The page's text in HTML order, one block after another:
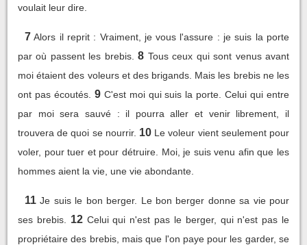
voulait leur dire.
7 Alors il reprit : Vraiment, je vous l'assure : je suis la porte
par où passent les brebis. 8 Tous ceux qui sont venus avant
moi étaient des voleurs et des brigands. Mais les brebis ne les
ont pas écoutés. 9 C'est moi qui suis la porte. Celui qui entre
par moi sera sauvé : il pourra aller et venir librement, il
trouvera de quoi se nourrir. 10 Le voleur vient seulement pour
voler, pour tuer et pour détruire. Moi, je suis venu afin que les
hommes aient la vie, une vie abondante.
11 Je suis le bon berger. Le bon berger donne sa vie pour
ses brebis.
12 Celui qui n'est pas le berger, qui n'est pas le
propriétaire des brebis, mais que l'on paye pour les garder, se